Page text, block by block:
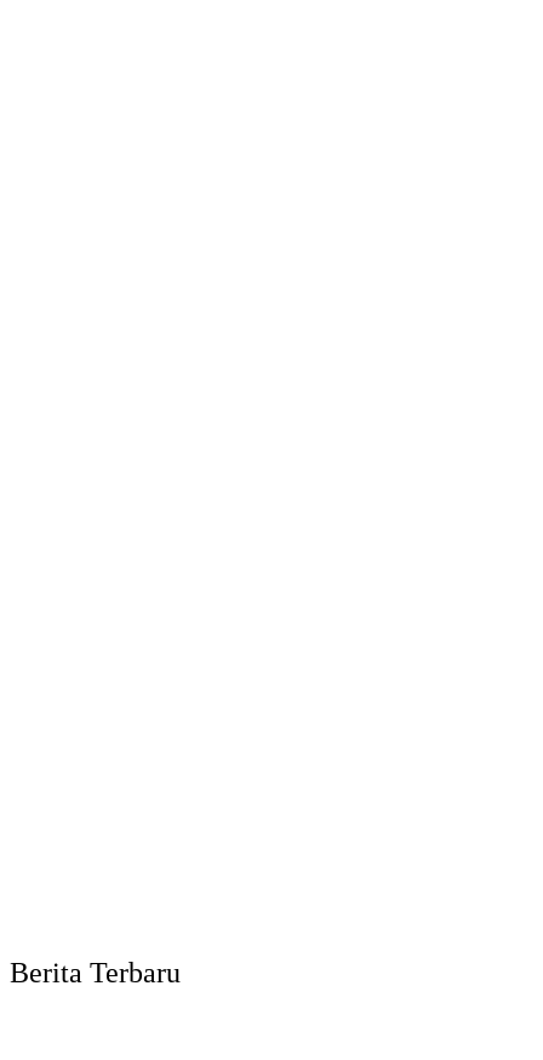
Berita Terbaru